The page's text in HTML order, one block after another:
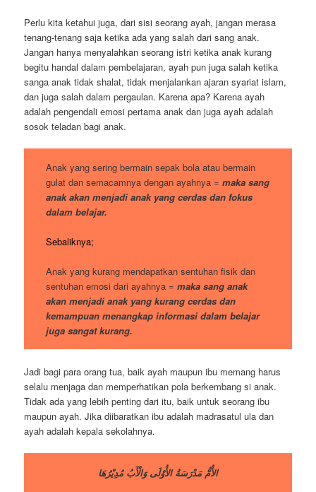
Perlu kita ketahui juga, dari sisi seorang ayah, jangan merasa
tenang-tenang saja ketika ada yang salah dari sang anak.
Jangan hanya menyalahkan seorang istri ketika anak kurang
begitu handal dalam pembelajaran, ayah pun juga salah ketika
sanga anak tidak shalat, tidak menjalankan ajaran syariat islam,
dan juga salah dalam pergaulan. Karena apa? Karena ayah
adalah pengendali emosi pertama anak dan juga ayah adalah
sosok teladan bagi anak.
Anak yang sering bermain sepak bola atau bermain
gulat dan semacamnya dengan ayahnya = maka sang
anak akan menjadi anak yang cerdas dan fokus
dalam belajar.
Sebaliknya;
Anak yang kurang mendapatkan sentuhan fisik dan
sentuhan emosi dari ayahnya = maka sang anak
akan menjadi anak yang kurang cerdas dan
kemampuan menangkap informasi dalam belajar
juga sangat kurang.
Jadi bagi para orang tua, baik ayah maupun ibu memang harus
selalu menjaga dan memperhatikan pola berkembang si anak.
Tidak ada yang lebih penting dari itu, baik untuk seorang ibu
maupun ayah. Jika diibaratkan ibu adalah madrasatul ula dan
ayah adalah kepala sekolahnya.
الأُمُّ مَدْرَسَةُ الأُوْلَى وَالْأَبُ مُدِيْرُهَا